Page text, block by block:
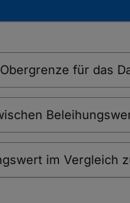
für das
im Vergleich